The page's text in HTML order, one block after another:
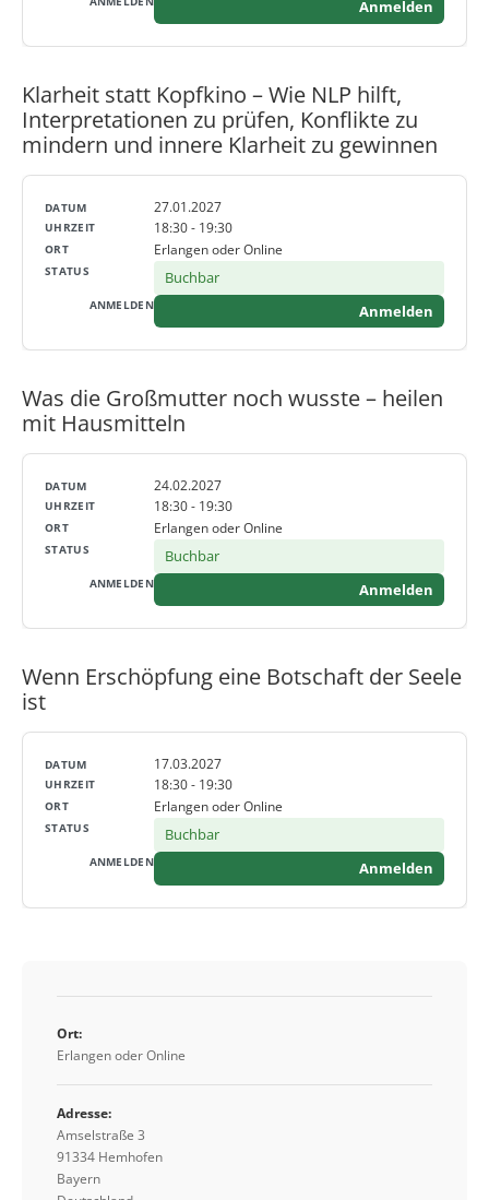
Anmelden
Klarheit statt Kopfkino – Wie NLP hilft,
Interpretationen zu prüfen, Konflikte zu
mindern und innere Klarheit zu gewinnen
27.01.2027
18:30 - 19:30
Erlangen oder Online
Buchbar
Anmelden
Was die Großmutter noch wusste – heilen
mit Hausmitteln
24.02.2027
18:30 - 19:30
Erlangen oder Online
Buchbar
Anmelden
Wenn Erschöpfung eine Botschaft der Seele
ist
17.03.2027
18:30 - 19:30
Erlangen oder Online
Buchbar
Anmelden
Ort:
Erlangen oder Online
Adresse:
Amselstraße 3
91334 Hemhofen
Bayern